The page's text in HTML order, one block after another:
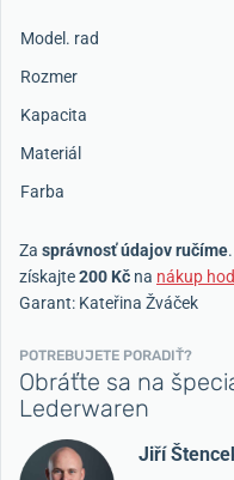
Model. rad
Rozmer
Kapacita
Materiál
Farba
Za správnosť údajov ručíme
získajte200 Kč na nákup
Garant: Kateřina Žváček
POTREBUJETE PORADIŤ?
Obráťte sa na
Lederwaren
Jiří